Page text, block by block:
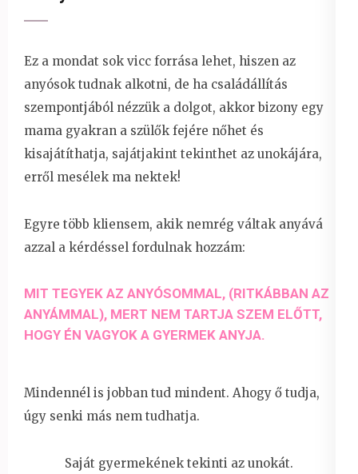
Ez a mondat sok vicc forrása lehet, hiszen az
anyósok tudnak alkotni, de ha családállítás
szempontjából nézzük a dolgot, akkor bizony egy
mama gyakran a szülők fejére nőhet és
kisajátíthatja, sajátjakint tekinthet az unokájára,
erről mesélek ma nektek!
Egyre több kliensem, akik nemrég váltak anyává
azzal a kérdéssel fordulnak hozzám:
MIT TEGYEK AZ ANYÓSOMMAL, (RITKÁBBAN AZ
ANYÁMMAL), MERT NEM TARTJA SZEM ELŐTT,
HOGY ÉN VAGYOK A GYERMEK ANYJA.
Mindennél is jobban tud mindent. Ahogy ő tudja,
úgy senki más nem tudhatja.
Saját gyermekének tekinti az unokát.